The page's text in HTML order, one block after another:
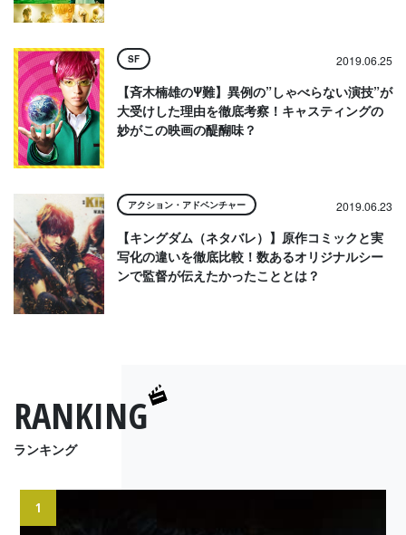
SF 2019.06.25
【斉木楠雄のΨ難】異例の”しゃべらない演技”が
大受けした理由を徹底考察！キャスティングの
妙がこの映画の醍醐味？
アクション・アドベンチャー 2019.06.23
【キングダム（ネタバレ）】原作コミックと実
写化の違いを徹底比較！数あるオリジナルシー
ンで監督が伝えたかったこととは？
RANKING
ランキング
1